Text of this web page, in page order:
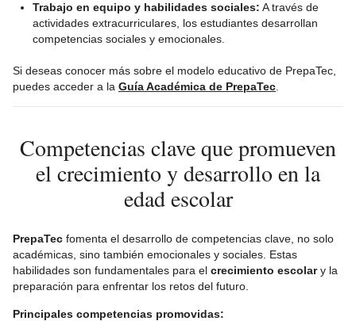
Trabajo en equipo y habilidades sociales: A través de
actividades extracurriculares, los estudiantes desarrollan
competencias sociales y emocionales.
Si deseas conocer más sobre el modelo educativo de PrepaTec,
puedes acceder a la Guía Académica de PrepaTec
Competencias clave que promueven
el crecimiento y desarrollo en la
edad escolar
PrepaTec fomenta el desarrollo de competencias clave, no solo
académicas, sino también emocionales y sociales. Estas
habilidades son fundamentales para el crecimiento escolary la
preparación para enfrentar los retos del futuro.
Principales competencias promovidas: